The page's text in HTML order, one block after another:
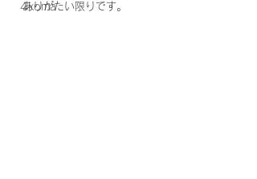
4koma
ありがたい限りです。